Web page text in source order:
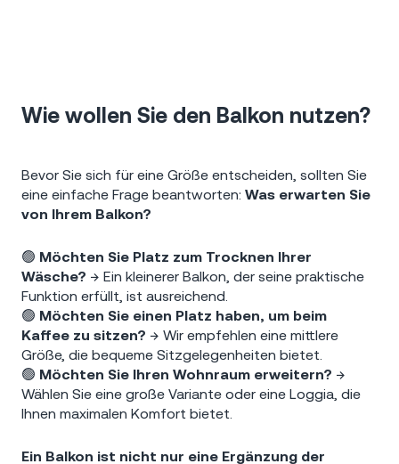
Wie wollen Sie den Balkon nutzen?
Bevor Sie sich für eine Größe entscheiden, sollten Sie
eine einfache Frage beantworten: Was erwarten Sie
von Ihrem Balkon?
🟢 Möchten Sie Platz zum Trocknen Ihrer
Wäsche? → Ein kleinerer Balkon, der seine praktische
Funktion erfüllt, ist ausreichend.
🟢 Möchten Sie einen Platz haben, um beim
Kaffee zu sitzen? → Wir empfehlen eine mittlere
Größe, die bequeme Sitzgelegenheiten bietet.
🟢 Möchten Sie Ihren Wohnraum erweitern? →
Wählen Sie eine große Variante oder eine Loggia, die
Ihnen maximalen Komfort bietet.
Ein Balkon ist nicht nur eine Ergänzung der